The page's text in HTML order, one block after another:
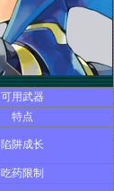
可用武器
特点
陷阱成长
吃药限制